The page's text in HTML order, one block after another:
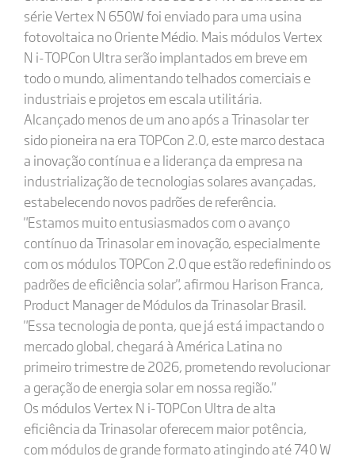
série Vertex N 650W foi enviado para uma usina
fotovoltaica no Oriente Médio. Mais módulos Vertex
N i-TOPCon Ultra serão implantados em breve em
todo o mundo, alimentando telhados comerciais e
industriais e projetos em escala utilitária.
Alcançado menos de um ano após a Trinasolar ter
sido pioneira na era TOPCon 2.0, este marco destaca
a inovação contínua e a liderança da empresa na
industrialização de tecnologias solares avançadas,
estabelecendo novos padrões de referência.
"Estamos muito entusiasmados com o avanço
contínuo da Trinasolar em inovação, especialmente
com os módulos TOPCon 2.0 que estão redefinindo os
padrões de eficiência solar", afirmou Harison Franca,
Product Manager de Módulos da Trinasolar Brasil.
"Essa tecnologia de ponta, que já está impactando o
mercado global, chegará à América Latina no
primeiro trimestre de 2026, prometendo revolucionar
a geração de energia solar em nossa região."
Os módulos Vertex N i-TOPCon Ultra de alta
eficiência da Trinasolar oferecem maior potência,
com módulos de grande formato atingindo até 740 W